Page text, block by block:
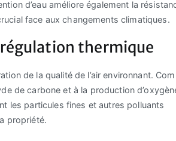
d’eau améliore également la
face aux changements climatiques.
thermique
de la qualité de l’air environnant.
de carbone et à la production
les particules fines et autres polluants
propriété.